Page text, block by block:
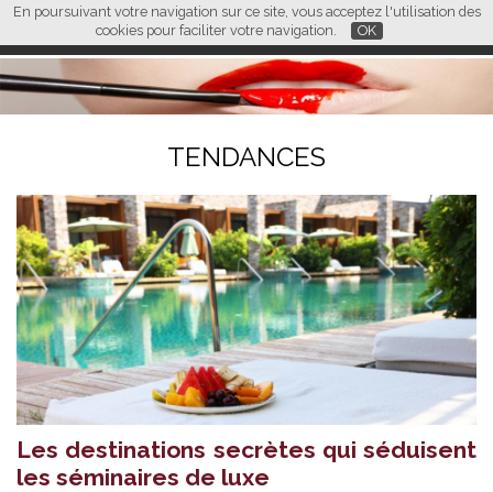
En poursuivant votre navigation sur ce site, vous acceptez l'utilisation des
cookies pour faciliter votre navigation.
OK
FR EN CN
L M
TENDANCES
Les destinations secrètes qui séduisent
les séminaires de luxe